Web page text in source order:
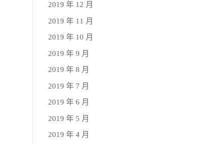
2019 年 12 月
2019 年 11 月
2019 年 10 月
2019 年 9 月
2019 年 8 月
2019 年 7 月
2019 年 6 月
2019 年 5 月
2019 年 4 月